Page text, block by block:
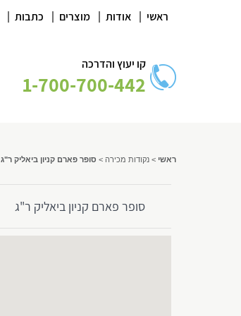
ראשי | אודות | מוצרים | כתבות |
קו יעוץ והדרכה
1-700-700-442
ראשי > נקודות מכירה > סופר פארם קניון ביאליק ר"ג
סופר פארם קניון ביאליק ר"ג